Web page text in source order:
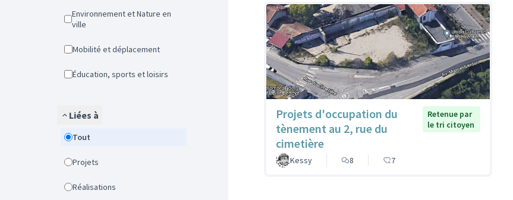
Environnement et Nature en
ville
Mobilité et déplacement
Éducation, sports et loisirs
Liées à
Tout
Projets
Réalisations
Projets d'occupation du
tènement au 2, rue du
cimetière
Retenue par
le tri citoyen
Kessy 8 7